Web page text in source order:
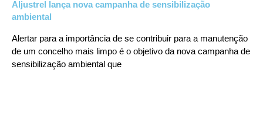
Aljustrel lança nova campanha de sensibilização
ambiental
Alertar para a importância de se contribuir para a manutenção
de um concelho mais limpo é o objetivo da nova campanha de
sensibilização ambiental que